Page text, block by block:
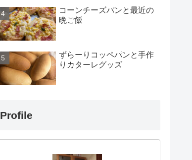
コーンチーズパンと最近の
晩ご飯
ずらーりコッペパンと手作
りカターレグッズ
Profile